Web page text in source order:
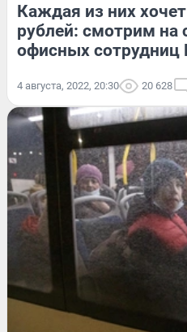
Каждая из них
рублей: смотрим
офисных сотрудниц
4 августа, 2022, 20:30 20 628